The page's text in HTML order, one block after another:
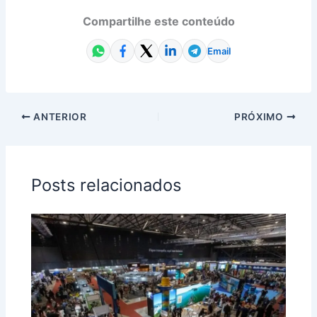
Compartilhe este conteúdo
Email
ANTERIOR PRÓXIMO
Posts relacionados